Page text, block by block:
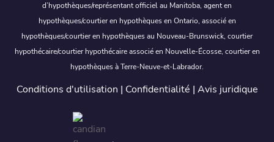
d’hypothèques/représentant officiel au Manitoba, agent en
hypothèques/courtier en hypothèques en Ontario, associé en
hypothèques/courtier en hypothèques au Nouveau-Brunswick, courtier
hypothécaire/courtier hypothécaire associé en Nouvelle-Écosse, courtier en
hypothèques à Terre-Neuve-et-Labrador.
Conditions d'utilisation | Confidentialité | Avis juridique